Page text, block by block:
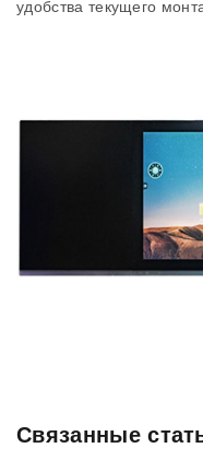
удобства текущего
Связанные